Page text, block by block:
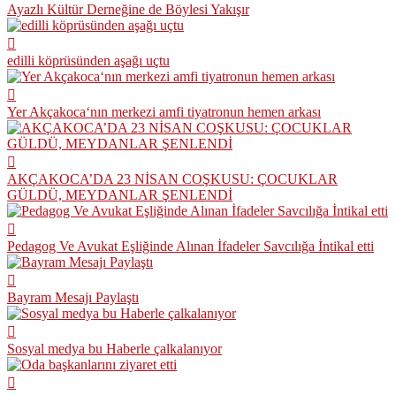
Ayazlı Kültür Derneğine de Böylesi Yakışır
edilli köprüsünden aşağı uçtu
Yer Akçakoca‘nın merkezi amfi tiyatronun hemen arkası
AKÇAKOCA’DA 23 NİSAN COŞKUSU: ÇOCUKLAR
GÜLDÜ, MEYDANLAR ŞENLENDİ
Pedagog Ve Avukat Eşliğinde Alınan İfadeler Savcılığa İntikal etti
Bayram Mesajı Paylaştı
Sosyal medya bu Haberle çalkalanıyor